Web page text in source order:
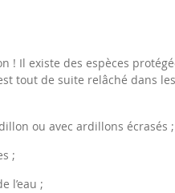
Il existe des espèces
tout de suite relâché dans
ou avec ardillons écrasés ;
;
l’eau ;